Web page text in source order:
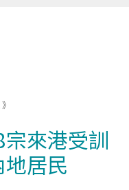
來港受訓
居民